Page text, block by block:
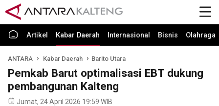
Artikel Kabar Daerah Internasional Bisnis Olahraga
ANTARA Kabar Daerah Barito Utara
Pemkab Barut optimalisasi EBT dukung
pembangunan Kalteng
Jumat, 24 April 2026 19:59 WIB